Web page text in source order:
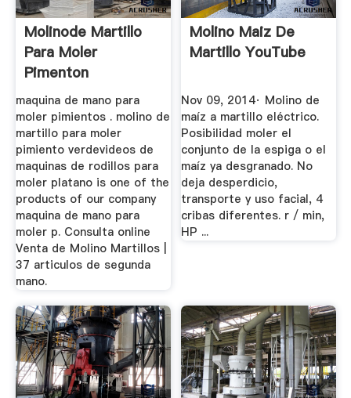
Molinode Martillo
Para Moler
Pimenton
maquina de mano para
moler pimientos . molino de
martillo para moler
pimiento verdevideos de
maquinas de rodillos para
moler platano is one of the
products of our company
maquina de mano para
moler p. Consulta online
Venta de Molino Martillos |
37 articulos de segunda
mano.
Molino Maiz De
Martillo YouTube
Nov 09, 2014· Molino de
maíz a martillo eléctrico.
Posibilidad moler el
conjunto de la espiga o el
maíz ya desgranado. No
deja desperdicio,
transporte y uso facial, 4
cribas diferentes. r / min,
HP ...